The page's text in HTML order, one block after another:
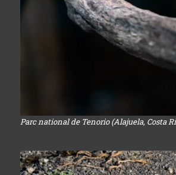
Parc national de Tenorio (Alajuela, Costa